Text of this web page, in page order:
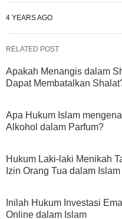
4 YEARS AGO
RELATED POST
Apakah Menangis dalam
Dapat Membatalkan
Apa Hukum Islam
Alkohol dalam Parfum?
Hukum Laki-laki Menikah
Izin Orang Tua dalam Islam
Inilah Hukum Investasi
Online dalam Islam